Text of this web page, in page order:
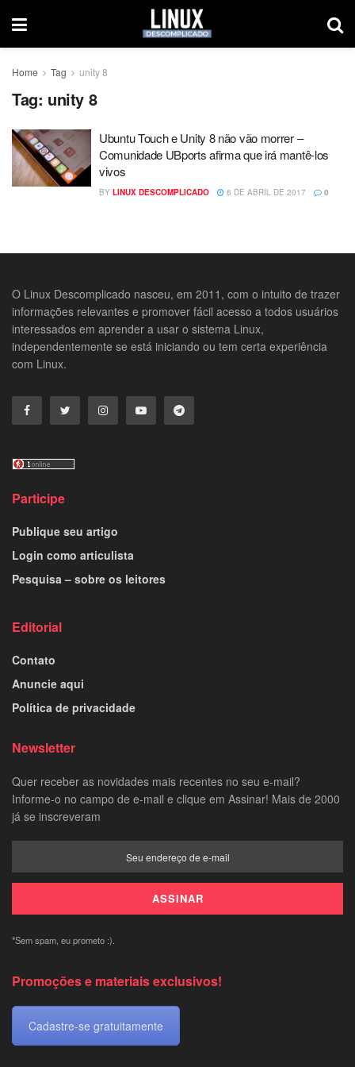
Home Tag unity 8
Tag: unity 8
Ubuntu Touch e Unity 8 não vão morrer –
Comunidade UBports afirma que irá mantê-los
vivos
BY LINUX DESCOMPLICADO 6 DE ABRIL DE 2017 0
O Linux Descomplicado nasceu, em 2011, com o intuito de trazer
informações relevantes e promover fácil acesso a todos usuários
interessados em aprender a usar o sistema Linux,
independentemente se está iniciando ou tem certa experiência
com Linux.
Participe
Publique seu artigo
Login como articulista
Pesquisa – sobre os leitores
Editorial
Contato
Anuncie aqui
Política de privacidade
Newsletter
Quer receber as novidades mais recentes no seu e-mail?
Informe-o no campo de e-mail e clique em Assinar! Mais de 2000
já se inscreveram
*Sem spam, eu prometo :).
Promoções e materiais exclusivos!
Cadastre-se gratuitamente